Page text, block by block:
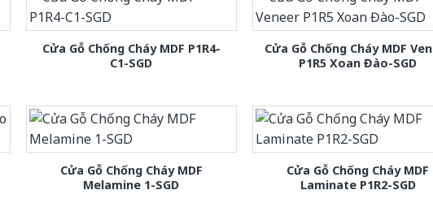
Cửa Gỗ Chống Cháy MDF P1R4-
C1-SGD
Cửa Gỗ Chống Cháy MDF
P1R5 Xoan Đào-SGD
Cửa Gỗ Chống Cháy MDF
Melamine 1-SGD
Cửa Gỗ Chống Cháy MDF
Laminate P1R2-SGD